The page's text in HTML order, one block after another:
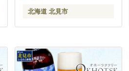
北海道 北見市